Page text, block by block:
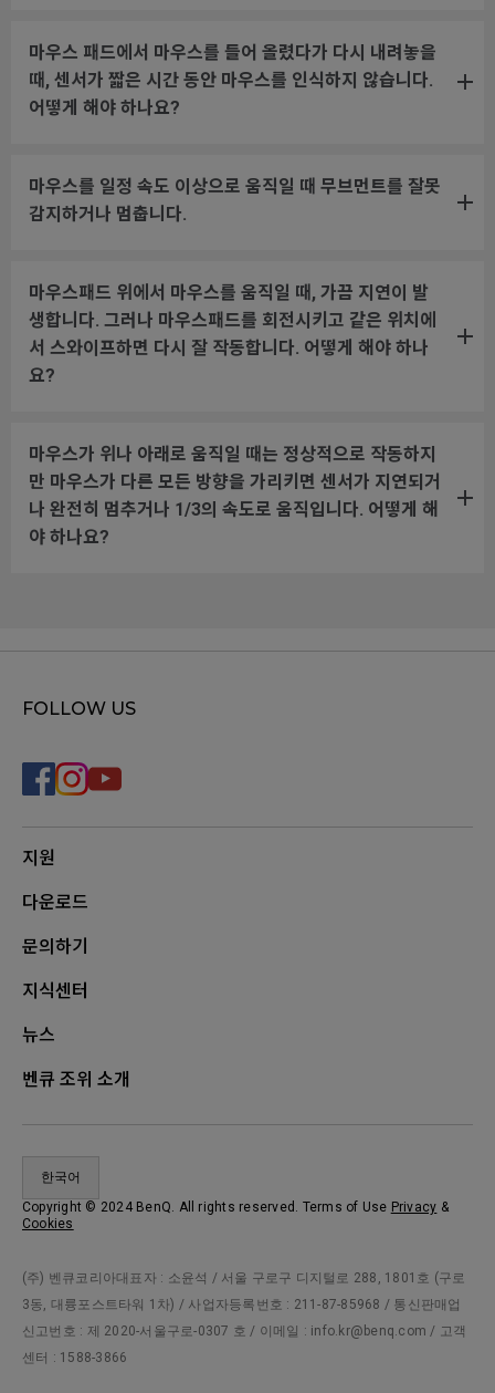
마우스 패드에서 마우스를 들어 올렸다가 다시 내려놓을
때, 센서가 짧은 시간 동안 마우스를 인식하지 않습니다.
어떻게 해야 하나요?
마우스를 일정 속도 이상으로 움직일 때 무브먼트를 잘못
감지하거나 멈춥니다.
마우스패드 위에서 마우스를 움직일 때, 가끔 지연이 발
생합니다. 그러나 마우스패드를 회전시키고 같은 위치에
서 스와이프하면 다시 잘 작동합니다. 어떻게 해야 하나
요?
마우스가 위나 아래로 움직일 때는 정상적으로 작동하지
만 마우스가 다른 모든 방향을 가리키면 센서가 지연되거
나 완전히 멈추거나 1/3의 속도로 움직입니다. 어떻게 해
야 하나요?
FOLLOW US
지원
다운로드
문의하기
지식센터
뉴스
벤큐 조위 소개
Copyright © 2024 BenQ. All rights reserved. Terms of Use Privacy &
Cookies
한국어
(주) 벤큐코리아대표자 : 소윤석 / 서울 구로구 디지털로 288, 1801호 (구로
3동, 대륭포스트타워 1차) / 사업자등록번호 : 211-87-85968 / 통신판매업
신고번호 : 제 2020-서울구로-0307 호 / 이메일 : info.kr@benq.com / 고객
센터 : 1588-3866